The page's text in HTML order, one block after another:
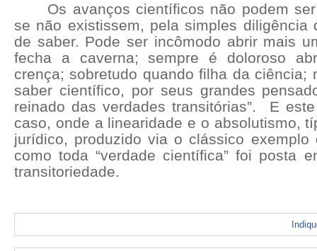
Os avanços científicos não podem
se não existissem, pela simples diligência
de saber. Pode ser incômodo abrir mais
fecha a caverna; sempre é doloroso
crença; sobretudo quando filha da ciência;
saber científico, por seus grandes
reinado das verdades transitórias”.
E
caso, onde a linearidade e o absolutismo,
jurídico, produzido via o clássico exemplo
como toda “verdade científica” foi posta
transitoriedade.